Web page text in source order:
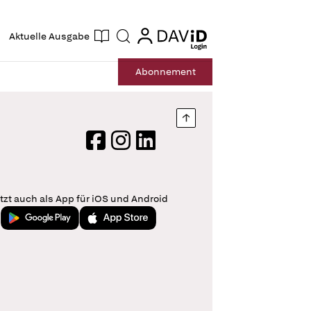
Aktuelle Ausgabe Suche login
login
Abonnement
Nach oben springen
FacebookInstagram
LinkedIn
auch als App für iOS und Android
Jetzt bei Google PlayLaden im App Store